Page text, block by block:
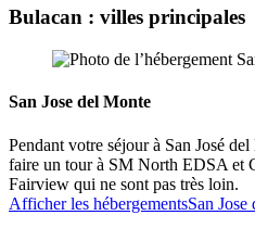
Bulacan : villes principales
San Jose del Monte
Pendant votre séjour à San José
faire un tour à SM North EDSA et
Fairview qui ne sont pas très loin.
Afficher les hébergementsSan